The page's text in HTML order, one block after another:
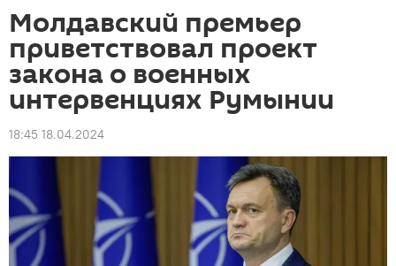
Молдавский премьер
приветствовал проект
закона о военных
интервенциях Румынии
18:45 18.04.2024